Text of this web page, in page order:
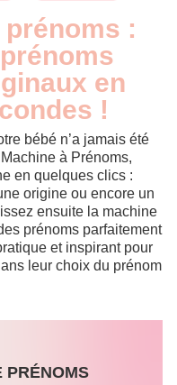
:
en
!
bébé n’a jamais été
à Prénoms,
en quelques clics :
origine ou encore un
ensuite la machine
prénoms parfaitement
et inspirant pour
leur choix du prénom
PRÉNOMS